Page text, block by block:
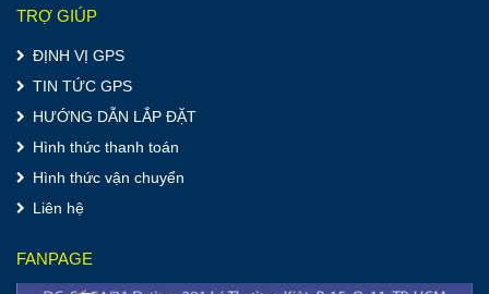
TRỢ GIÚP
ĐỊNH VỊ GPS
TIN TỨC GPS
HƯỚNG DẪN LẮP ĐẶT
Hình thức thanh toán
Hình thức vận chuyển
Liên hệ
FANPAGE